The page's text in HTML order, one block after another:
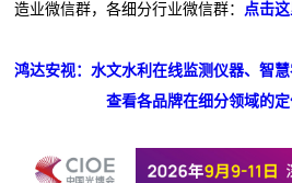
造业微信群，各细分行业微信群： 点击
鸿达安视：水文水利在线监测仪器、智
查看各品牌在细分领域的